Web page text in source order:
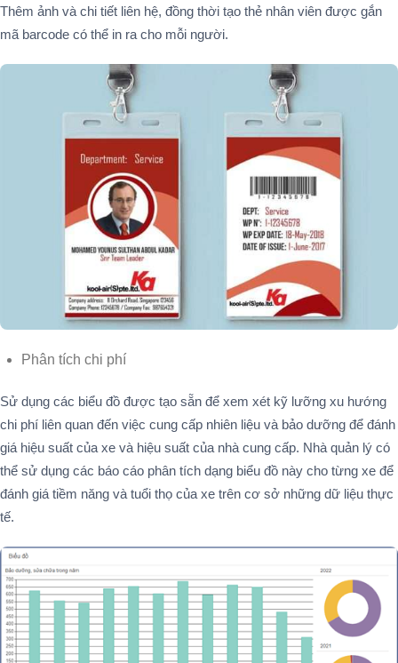
Thêm ảnh và chi tiết liên hệ, đồng thời tạo thẻ nhân viên được gắn
mã barcode có thể in ra cho mỗi người.
Phân tích chi phí
Sử dụng các biểu đồ được tạo sẵn để xem xét kỹ lưỡng xu hướng
chi phí liên quan đến việc cung cấp nhiên liệu và bảo dưỡng để đánh
giá hiệu suất của xe và hiệu suất của nhà cung cấp. Nhà quản lý có
thể sử dụng các báo cáo phân tích dạng biểu đồ này cho từng xe để
đánh giá tiềm năng và tuổi thọ của xe trên cơ sở những dữ liệu thực
tế.